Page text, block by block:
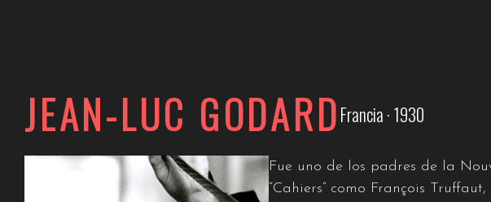
JEAN-LUC GODARDFrancia · 1930
Fue uno de los padres de la
“Cahiers” como François